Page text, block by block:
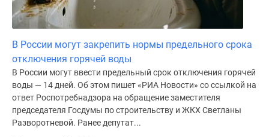
В России могут закрепить нормы предельного срока
отключения горячей воды
В России могут ввести предельный срок отключения горячей
воды — 14 дней. Об этом пишет «РИА Новости» со ссылкой на
ответ Роспотребнадзора на обращение заместителя
председателя Госдумы по строительству и ЖКХ Светланы
Разворотневой. Ранее депутат...